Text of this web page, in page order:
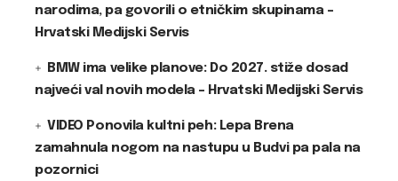
narodima, pa govorili o etničkim skupinama –
Hrvatski Medijski Servis
BMW ima velike planove: Do 2027. stiže dosad
najveći val novih modela – Hrvatski Medijski Servis
VIDEO Ponovila kultni peh: Lepa Brena
zamahnula nogom na nastupu u Budvi pa pala na
pozornici